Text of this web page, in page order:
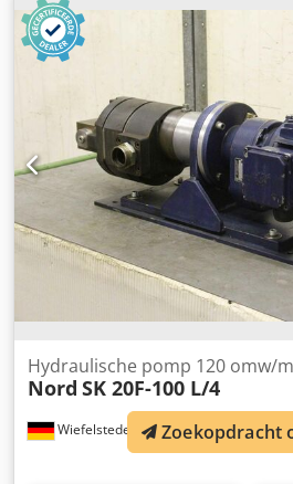
Vormende Pers -fabrikant: CSM -
Type SPG-DIGI-B0400-B -Vermogen:
Maten: 550/360/H380 mm Credpfx
Wiefelstede 228 km
Hydraulische pomp 120 omw/
Nord SK 20F-100 L/4
Zoekopdracht